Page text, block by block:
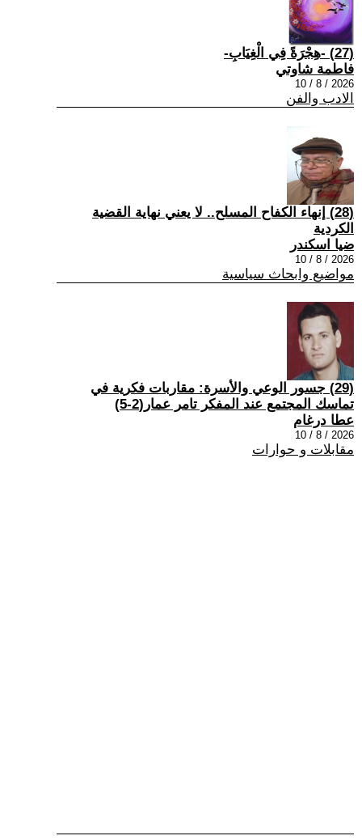
(27) -هِجْرَةً فِي الْغِيَابِ-
فاطمة شاوتي
2026 / 8 / 10
الادب والفن
(28) إنهاء الكفاح المسلح.. لا يعني نهاية القضية
الكردية
ضيا اسكندر
2026 / 8 / 10
مواضيع وابحاث سياسية
(29) جسور الوعي والأسرة: مقاربات فكرية في
تماسك المجتمع عند المفكر تامر عمار(2-5)
عطا درغام
2026 / 8 / 10
مقابلات و حوارات